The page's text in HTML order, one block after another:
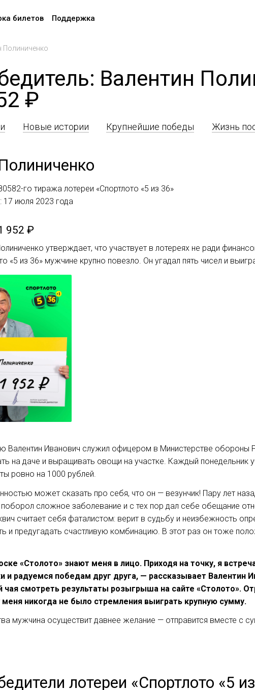
билетов Поддержка
Полиниченко
Валентин
₽
Новые истории Крупнейшие победы Жизнь
го тиража лотереи «Спортлото «5 из 36»
17 июля 2023 года
952 ₽
утверждает, что участвует в лотереях не ради
«5 из 36» мужчине крупно повезло. Он угадал пять чисел и
Валентин Иванович служил офицером в Министерстве обороны
на даче и выращивать овощи на участке. Каждый понедельник
ровно на 1000 рублей.
может сказать про себя, что он — везунчик! Пару лет
сложное заболевание и с тех пор дал себе обещание
считает себя фаталистом: верит в судьбу и неизбежность
и предугадать счастливую комбинацию. В этот раз он тоже
«Столото» знают меня в лицо. Приходя на точку, я
радуемся победам друг друга, — рассказывает Валентин
чая смотреть результаты розыгрыша на сайте «Столото».
меня никогда не было стремления выиграть крупную сумму.
мужчина осуществит давнее желание — отправится вместе с
лотереи «Спортлото «5